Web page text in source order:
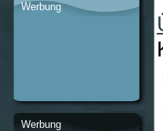
Werbung
Werbung